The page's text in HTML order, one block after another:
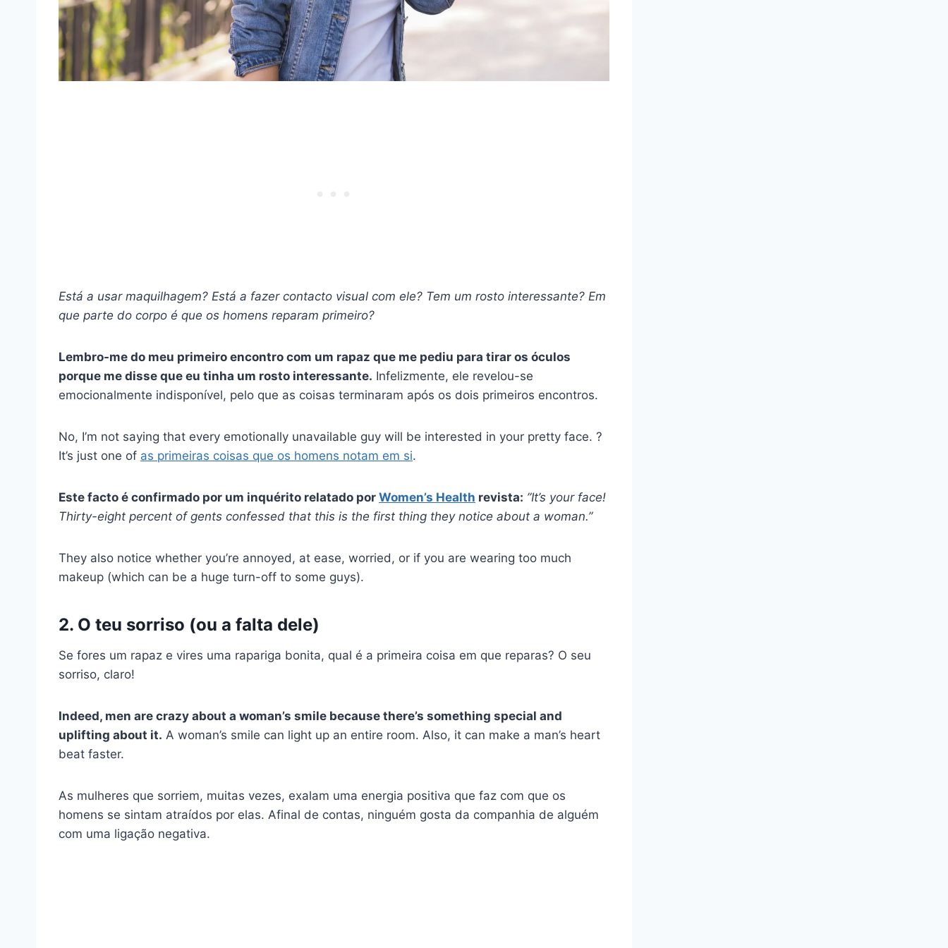
Está a usar maquilhagem? Está a fazer contacto visual com ele? Tem um rosto interessante? Em
que parte do corpo é que os homens reparam primeiro?
Lembro-me do meu primeiro encontro com um rapaz que me pediu para tirar os óculos
porque me disse que eu tinha um rosto interessante. Infelizmente, ele revelou-se
emocionalmente indisponível, pelo que as coisas terminaram após os dois primeiros encontros.
No, I’m not saying that every emotionally unavailable guy will be interested in your pretty face. ?
It’s just one of as primeiras coisas que os homens notam em si.
Este facto é confirmado por um inquérito relatado por Women’s Health revista: ”It’s your face!
Thirty-eight percent of gents confessed that this is the first thing they notice about a woman.”
They also notice whether you’re annoyed, at ease, worried, or if you are wearing too much
makeup (which can be a huge turn-off to some guys).
2. O teu sorriso (ou a falta dele)
Se fores um rapaz e vires uma rapariga bonita, qual é a primeira coisa em que reparas? O seu
sorriso, claro!
Indeed, men are crazy about a woman’s smile because there’s something special and
uplifting about it. A woman’s smile can light up an entire room. Also, it can make a man’s heart
beat faster.
As mulheres que sorriem, muitas vezes, exalam uma energia positiva que faz com que os
homens se sintam atraídos por elas. Afinal de contas, ninguém gosta da companhia de alguém
com uma ligação negativa.